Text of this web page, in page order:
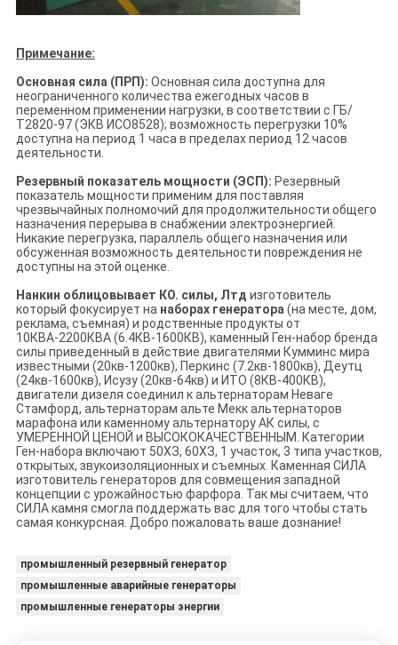
Примечание:
Основная сила (ПРП): Основная сила доступна для
неограниченного количества ежегодных часов в
переменном применении нагрузки, в соответствии с ГБ/
Т2820-97 (ЭКВ ИСО8528); возможность перегрузки 10%
доступна на период 1 часа в пределах период 12 часов
деятельности.
Резервный показатель мощности (ЭСП): Резервный
показатель мощности применим для поставляя
чрезвычайных полномочий для продолжительности общего
назначения перерыва в снабжении электроэнергией.
Никакие перегрузка, параллель общего назначения или
обсуженная возможность деятельности повреждения не
доступны на этой оценке.
Нанкин облицовывает КО. силы, Лтд изготовитель
который фокусирует на наборах генератора(на месте, дом,
реклама, съемная) и родственные продукты от
10КВА-2200КВА (6.4КВ-1600КВ), каменный Ген-набор бренда
силы приведенный в действие двигателями Кумминс мира
известными (20кв-1200кв), Перкинс (7.2кв-1800кв), Деутц
(24кв-1600кв), Исузу (20кв-64кв) и ИТО (8КВ-400КВ),
двигатели дизеля соединил к альтернаторам Неваге
Стамфорд, альтернаторам альте Мекк альтернаторов
марафона или каменному альтернатору АК силы, с
УМЕРЕННОЙ ЦЕНОЙ и ВЫСОКОКАЧЕСТВЕННЫМ. Категории
Ген-набора включают 50ХЗ, 60ХЗ, 1 участок, 3 типа участков,
открытых, звукоизоляционных и съемных. Каменная СИЛА
изготовитель генераторов для совмещения западной
концепции с урожайностью фарфора. Так мы считаем, что
СИЛА камня смогла поддержать вас для того чтобы стать
самая конкурсная. Добро пожаловать ваше дознание!
промышленный резервный генератор
промышленные аварийные генераторы
промышленные генераторы энергии